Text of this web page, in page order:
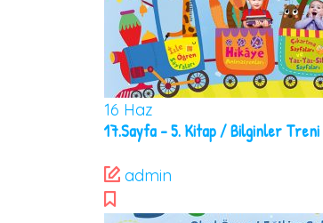
16 Haz
17.Sayfa – 5. Kitap / Bilginler Treni
admin